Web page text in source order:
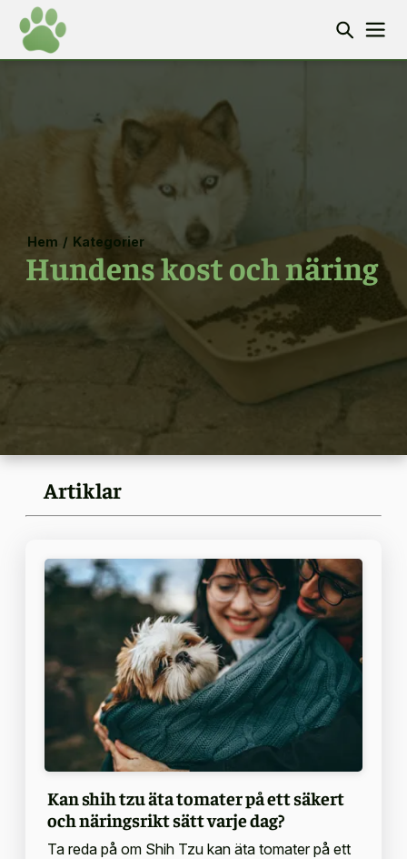
Hem / Kategorier
Hundens kost och näring
Artiklar
Kan shih tzu äta tomater på ett säkert
och näringsrikt sätt varje dag?
Ta reda på om Shih Tzu kan äta tomater på ett